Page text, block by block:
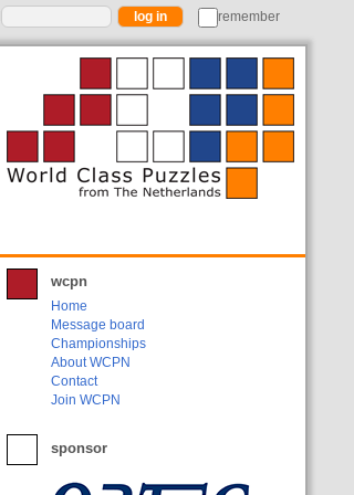
remember
wcpn
Home
Message board
Championships
About WCPN
Contact
Join WCPN
sponsor